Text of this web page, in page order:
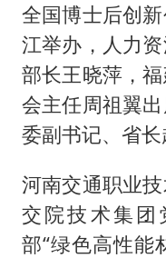
全国博士后创
江举办，人力资
部长王晓萍，
会主任周祖翼
委副书记、省长
河南交通职业
交院技术集团
部“绿色高性能